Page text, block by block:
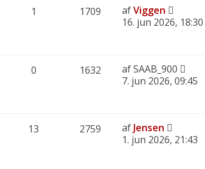
1 1709 afViggen
16. jun 2026, 18:30
0 1632 afSAAB_900
7. jun 2026, 09:45
13 2759 af Jensen
1. jun 2026, 21:43